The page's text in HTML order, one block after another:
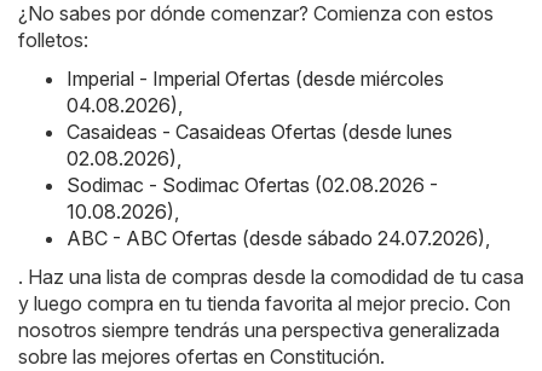
¿No sabes por dónde comenzar? Comienza con estos
folletos:
Imperial - Imperial Ofertas (desde miércoles
04.08.2026),
Casaideas - Casaideas Ofertas (desde lunes
02.08.2026),
Sodimac - Sodimac Ofertas (02.08.2026 -
10.08.2026),
ABC - ABC Ofertas (desde sábado 24.07.2026),
. Haz una lista de compras desde la comodidad de tu casa
y luego compra en tu tienda favorita al mejor precio. Con
nosotros siempre tendrás una perspectiva generalizada
sobre las mejores ofertas en Constitución.